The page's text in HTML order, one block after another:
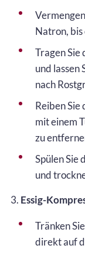
Natron, bis
Tragen Sie
und lassen
nach
Reiben
mit einem
zu
Spülen Sie
und
3. Essig-
Tränken
direkt auf